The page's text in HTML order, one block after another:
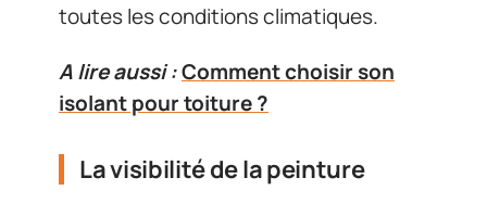
toutes les conditions climatiques.
A lire aussi :Comment choisir son
isolant pour toiture ?
La visibilité de la peinture